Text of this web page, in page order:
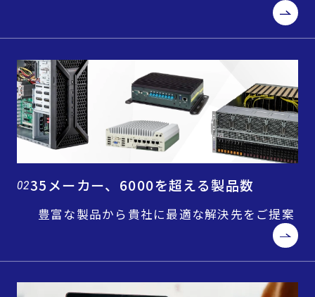
0235メーカー、6000を超える製品数
豊富な製品から貴社に最適な解決先をご提案